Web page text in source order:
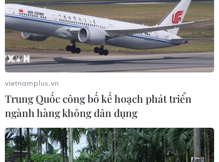
vietnamplus.vn
Trung Quốc công bố kế hoạch phát triển
ngành hàng không dân dụng